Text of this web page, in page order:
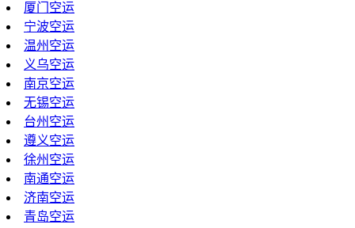
厦门空运
宁波空运
温州空运
义乌空运
南京空运
无锡空运
台州空运
遵义空运
徐州空运
南通空运
济南空运
青岛空运